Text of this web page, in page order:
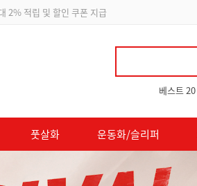
금 500원 추가적립
베스트 20
풋살화 운동화/슬리퍼